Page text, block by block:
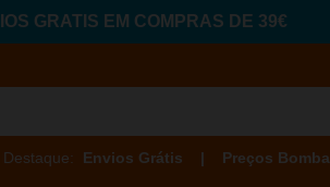
GRATIS EM COMPRAS DE 39€
Envios Grátis | Preços Bomba